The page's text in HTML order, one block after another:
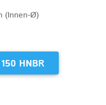
(Innen-Ø)
150 HNBR